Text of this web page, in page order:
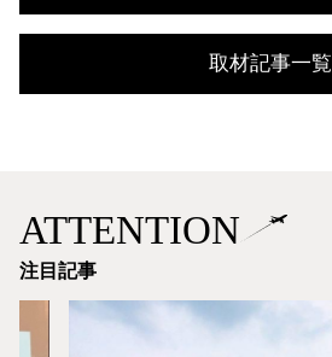
取材記事一覧
ATTENTION
注目記事